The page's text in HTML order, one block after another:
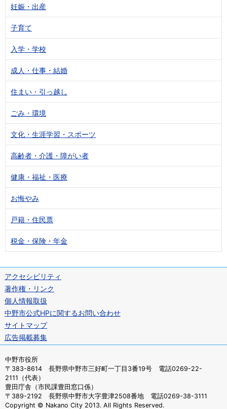
妊娠・出産
子育て
入学・学校
成人・仕事・結婚
住まい・引っ越し
ごみ・環境
文化・生涯学習・スポーツ
高齢者・介護・障がい者
健康・福祉・医療
お悔やみ
戸籍・住民票
税金・保険・年金
アクセシビリティ
著作権・リンク
個人情報取扱
中野市公式HPに関するお問い合わせ
サイトマップ
広告掲載募集
中野市役所
〒383-8614 長野県中野市三好町一丁目3番19号 電話0269-22-
2111（代表）
豊田庁舎（市民課豊田窓口係）
〒389-2192 長野県中野市大字豊津2508番地 電話0269-38-3111
Copyright © Nakano City 2013. All Rights Reserved.